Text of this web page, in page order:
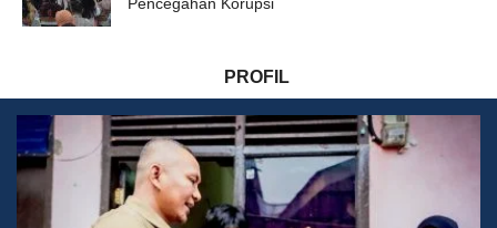
Pencegahan Korupsi
PROFIL